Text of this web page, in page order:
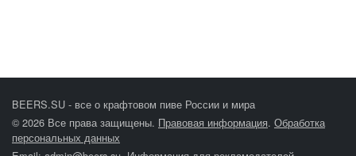
BEERS.SU - все о крафтовом пиве России и мира
© 2026 Все права защищены. Правовая информация. Обработка
персональных данных